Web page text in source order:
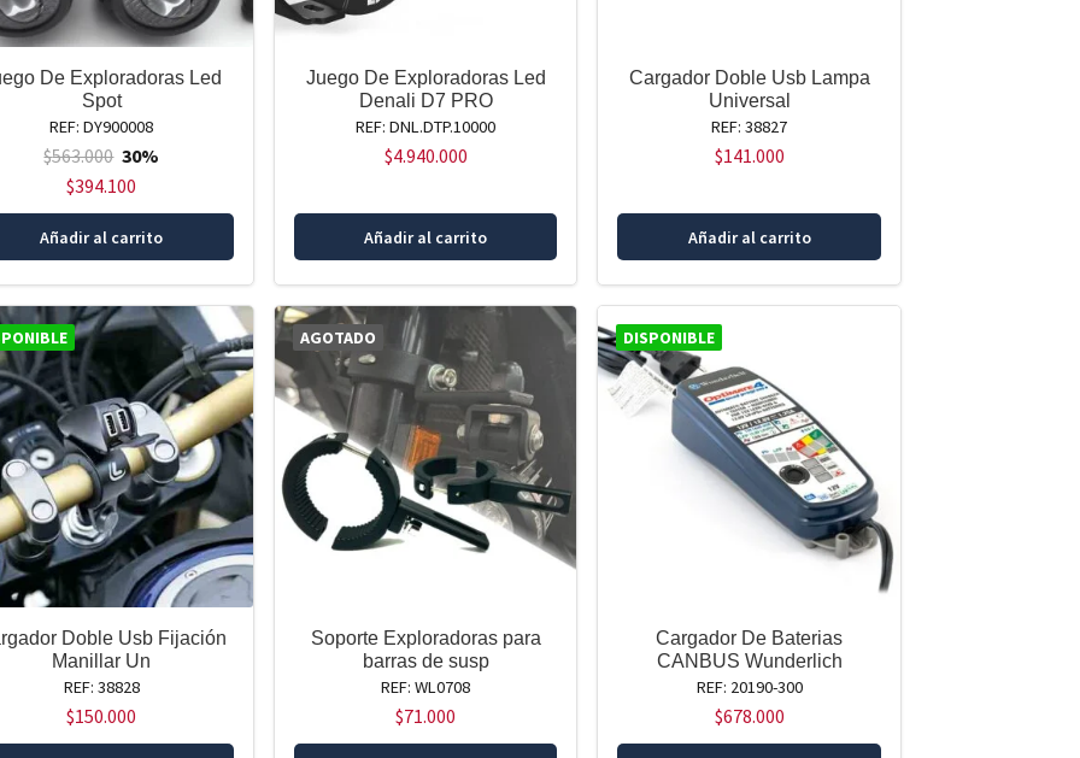
De Exploradoras Led
Spot
REF: DY900008
$563.000 30%
$394.100
Añadir al carrito
Juego De Exploradoras Led
Denali D7 PRO
REF: DNL.DTP.10000
$4.940.000
Añadir al carrito
Cargador Doble Usb Lampa
Universal
REF: 38827
$141.000
Añadir al carrito
Doble Usb Fijación
Manillar Un
REF: 38828
$150.000
AGOTADO
Soporte Exploradoras para
barras de susp
REF: WL0708
$71.000
DISPONIBLE
Cargador De Baterias
CANBUS Wunderlich
REF: 20190-300
$678.000